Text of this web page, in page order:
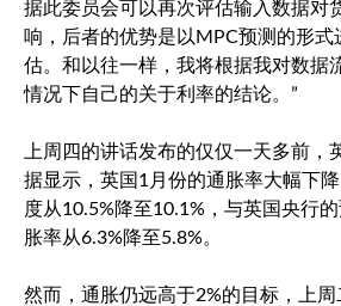
据此委员会可以再次评估输入数据对
响，后者的优势是以MPC预测的形式
估。和以往一样，我将根据我对数据
情况下自己的关于利率的结论。”
上周四的讲话发布的仅仅一天多前，
据显示，英国1月份的通胀率大幅下
度从10.5%降至10.1%，与英国央行
胀率从6.3%降至5.8%。
然而，通胀仍远高于2%的目标，上